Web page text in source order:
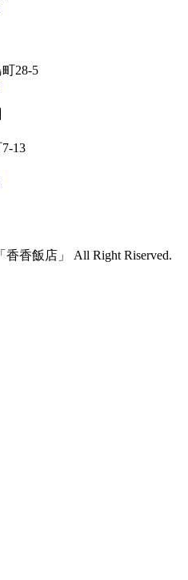
28-5
13
香飯店」 All Right Riserved.